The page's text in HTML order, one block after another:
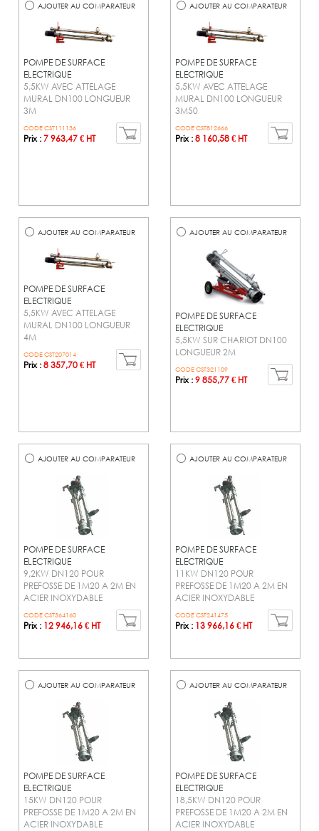
AJOUTER AU COMPARATEUR
POMPE DE SURFACE
ELECTRIQUE
5,5KW AVEC ATTELAGE
MURAL DN100 LONGUEUR
3M
CODE CST111136
Prix :7 963,47 € HT
AJOUTER AU COMPARATEUR
POMPE DE SURFACE
ELECTRIQUE
5,5KW AVEC ATTELAGE
MURAL DN100 LONGUEUR
3M50
CODE CST812666
Prix :8 160,58 € HT
AJOUTER AU COMPARATEUR
POMPE DE SURFACE
ELECTRIQUE
5,5KW AVEC ATTELAGE
MURAL DN100 LONGUEUR
4M
CODE CST207014
Prix :8 357,70 € HT
AJOUTER AU COMPARATEUR
POMPE DE SURFACE
ELECTRIQUE
5,5KW SUR CHARIOT DN100
LONGUEUR 2M
CODE CST321109
Prix :9 855,77 € HT
AJOUTER AU COMPARATEUR
POMPE DE SURFACE
ELECTRIQUE
9,2KW DN120 POUR
PREFOSSE DE 1M20 A 2M EN
ACIER INOXYDABLE
CODE CST364160
Prix : 12 946,16 € HT
AJOUTER AU COMPARATEUR
POMPE DE SURFACE
ELECTRIQUE
11KW DN120 POUR
PREFOSSE DE 1M20 A 2M EN
ACIER INOXYDABLE
CODE CST241475
Prix : 13 966,16 € HT
AJOUTER AU COMPARATEUR
POMPE DE SURFACE
ELECTRIQUE
15KW DN120 POUR
PREFOSSE DE 1M20 A 2M EN
ACIER INOXYDABLE
AJOUTER AU COMPARATEUR
POMPE DE SURFACE
ELECTRIQUE
18,5KW DN120 POUR
PREFOSSE DE 1M20 A 2M EN
ACIER INOXYDABLE